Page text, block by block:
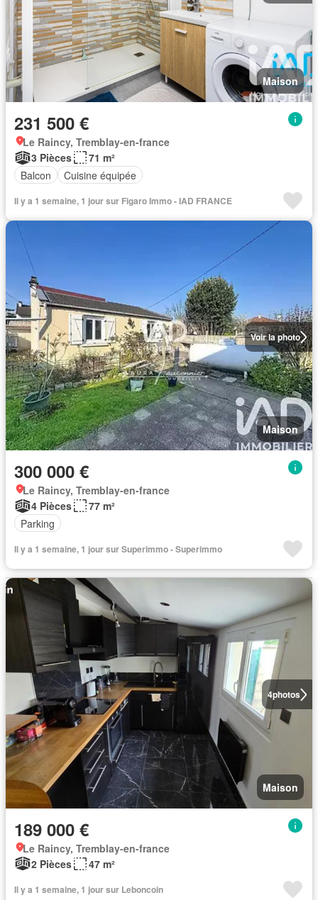
Maison
231 500 €
Le Raincy, Tremblay-en-france
3 Pièces
71 m²
Balcon
Cuisine équipée
Il y a 1 semaine, 1 jour sur Figaro Immo - IAD FRANCE
Voir la photo
Maison
300 000 €
Le Raincy, Tremblay-en-france
4 Pièces
77 m²
Parking
Il y a 1 semaine, 1 jour sur Superimmo - Superimmo
4photos
Maison
189 000 €
Le Raincy, Tremblay-en-france
2 Pièces
47 m²
Il y a 1 semaine, 1 jour sur Leboncoin